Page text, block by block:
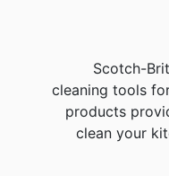
Scotch-
cleaning tools
products
clean your